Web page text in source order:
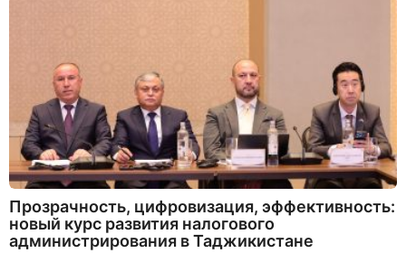
Прозрачность, цифровизация, эффективность:
новый курс развития налогового
администрирования в Таджикистане